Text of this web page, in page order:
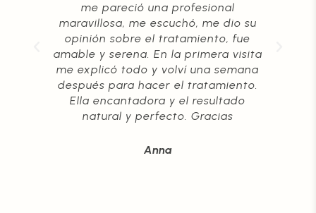
me pareció una profesional
maravillosa, me escuchó, me dio su
opinión sobre el tratamiento, fue
amable y serena. En la primera visita
me explicó todo y volví una semana
después para hacer el tratamiento.
Ella encantadora y el resultado
natural y perfecto. Gracias
Anna